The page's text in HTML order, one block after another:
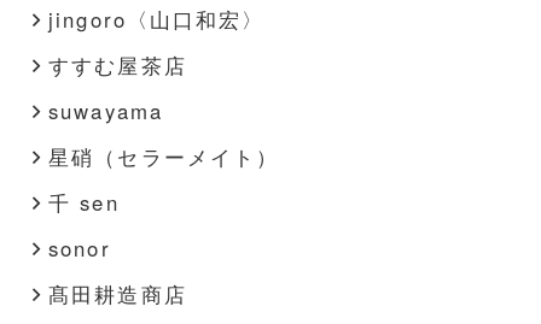
jingoro〈山口和宏〉
すすむ屋茶店
suwayama
星硝（セラーメイト）
千 sen
sonor
髙田耕造商店